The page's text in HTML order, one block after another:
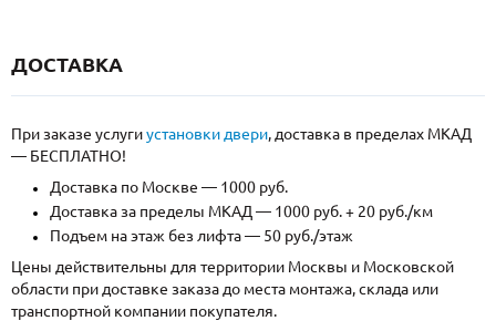
ДОСТАВКА
При заказе услугиустановки двери, доставка в пределах МКАД
— БЕСПЛАТНО!
Доставка по Москве — 1000 руб.
Доставка за пределы МКАД — 1000 руб. + 20 руб./км
Подъем на этаж без лифта — 50 руб./этаж
Цены действительны для территории Москвы и Московской
области при доставке заказа до места монтажа, склада или
транспортной компании покупателя.